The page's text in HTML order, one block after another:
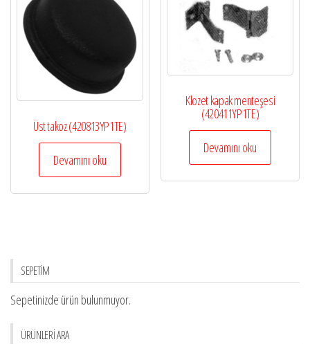
Üst takoz (420813YP1TE)
Devamını oku
Klozet kapak menteşesi
(420411YP1TE)
Devamını oku
SEPETİM
Sepetinizde ürün bulunmuyor.
ÜRÜNLERİ ARA